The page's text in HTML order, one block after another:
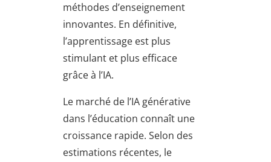
méthodes d’enseignement
innovantes. En définitive,
l’apprentissage est plus
stimulant et plus efficace
grâce à l’IA.
Le marché de l’IA générative
dans l’éducation connaît une
croissance rapide. Selon des
estimations récentes, le